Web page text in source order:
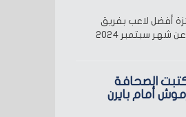
أفضل لاعب بفريق
شهر سبتمبر 2024
الصحافة
أمام بايرن